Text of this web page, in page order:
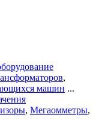
,
машин ...
, Мегаомметры,